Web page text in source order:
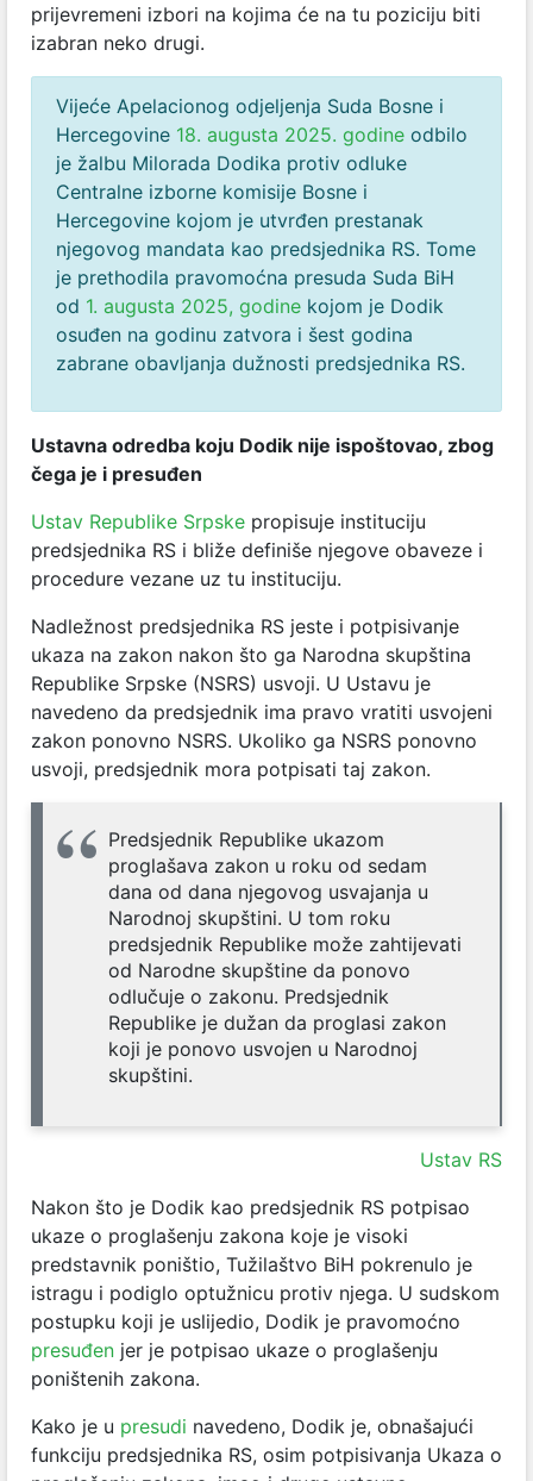
prijevremeni izbori na kojima će na tu poziciju biti
izabran neko drugi.
Vijeće Apelacionog odjeljenja Suda Bosne i
Hercegovine 18. augusta 2025. godine odbilo
je žalbu Milorada Dodika protiv odluke
Centralne izborne komisije Bosne i
Hercegovine kojom je utvrđen prestanak
njegovog mandata kao predsjednika RS. Tome
je prethodila pravomoćna presuda Suda BiH
od 1. augusta 2025, godine kojom je Dodik
osuđen na godinu zatvora i šest godina
zabrane obavljanja dužnosti predsjednika RS.
Ustavna odredba koju Dodik nije ispoštovao, zbog
čega je i presuđen
Ustav Republike Srpske propisuje instituciju
predsjednika RS i bliže definiše njegove obaveze i
procedure vezane uz tu instituciju.
Nadležnost predsjednika RS jeste i potpisivanje
ukaza na zakon nakon što ga Narodna skupština
Republike Srpske (NSRS) usvoji. U Ustavu je
navedeno da predsjednik ima pravo vratiti usvojeni
zakon ponovno NSRS. Ukoliko ga NSRS ponovno
usvoji, predsjednik mora potpisati taj zakon.
Predsjednik Republike ukazom
proglašava zakon u roku od sedam
dana od dana njegovog usvajanja u
Narodnoj skupštini. U tom roku
predsjednik Republike može zahtijevati
od Narodne skupštine da ponovo
odlučuje o zakonu. Predsjednik
Republike je dužan da proglasi zakon
koji je ponovo usvojen u Narodnoj
skupštini.
Ustav RS
Nakon što je Dodik kao predsjednik RS potpisao
ukaze o proglašenju zakona koje je visoki
predstavnik poništio, Tužilaštvo BiH pokrenulo je
istragu i podiglo optužnicu protiv njega. U sudskom
postupku koji je uslijedio, Dodik je pravomoćno
presuđen jer je potpisao ukaze o proglašenju
poništenih zakona.
Kako je u presudi navedeno, Dodik je, obnašajući
funkciju predsjednika RS, osim potpisivanja Ukaza o